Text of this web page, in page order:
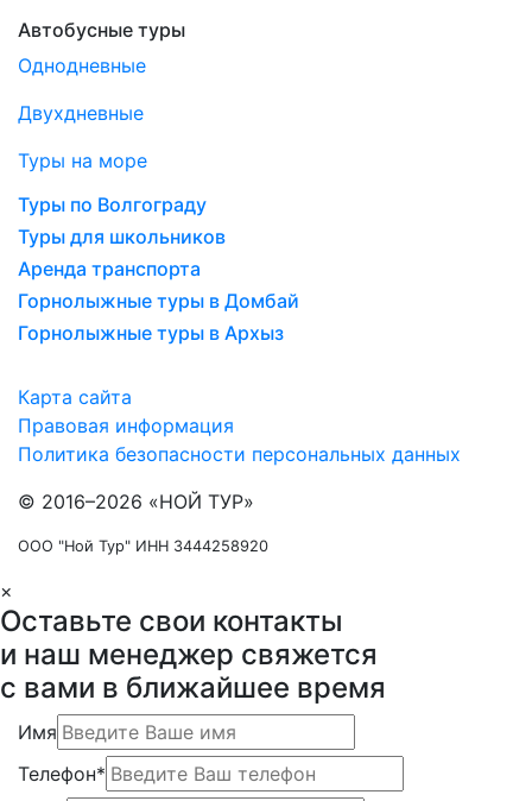
Автобусные туры
Однодневные
Двухдневные
Туры на море
Туры по Волгограду
Туры для школьников
Аренда транспорта
Горнолыжные туры в Домбай
Горнолыжные туры в Архыз
Карта сайта
Правовая информация
Политика безопасности персональных данных
© 2016–2026 «НОЙ ТУР»
ООО "Ной Тур" ИНН 3444258920
×
Оставьте свои контакты
и наш менеджер свяжется
с вами в ближайшее время
Имя
Телефон*